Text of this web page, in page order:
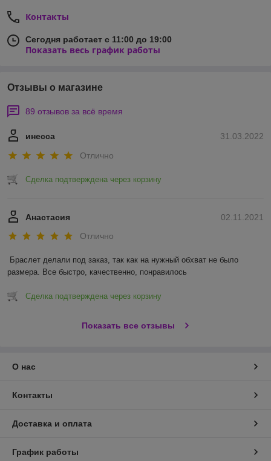
Контакты
Сегодня работает с 11:00 до 19:00
Показать весь график работы
Отзывы о магазине
89 отзывов за всё время
31.03.2022
инесса
Отлично
Сделка подтверждена через корзину
02.11.2021
Анастасия
Отлично
Браслет делали под заказ, так как на нужный обхват не было
размера. Все быстро, качественно, понравилось
Сделка подтверждена через корзину
Показать все отзывы
О нас
Контакты
Доставка и оплата
График работы